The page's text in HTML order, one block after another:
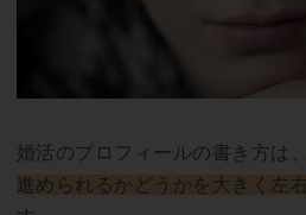
婚活のプロフィールの書き方は、
進められるかどうかを大きく左